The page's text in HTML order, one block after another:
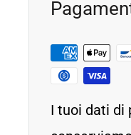
I tuoi dati di